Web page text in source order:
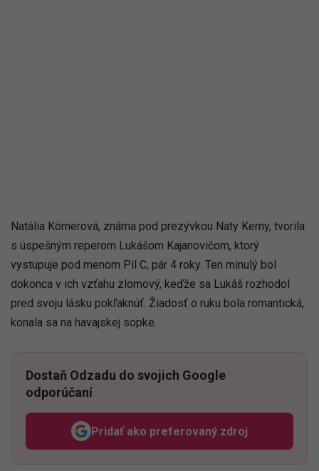
Natália Körnerová, známa pod prezývkou Naty Kerny, tvorila
s úspešným reperom Lukášom Kajanovičom, ktorý
vystupuje pod menom Pil C, pár 4 roky. Ten minulý bol
dokonca v ich vzťahu zlomový, keďže sa Lukáš rozhodol
pred svoju lásku pokľaknúť. Žiadosť o ruku bola romantická,
konala sa na havajskej sopke.
Dostaň Odzadu do svojich Google
odporúčaní
Pridať ako preferovaný zdroj
Odzadu, odkaz sa otvorí v